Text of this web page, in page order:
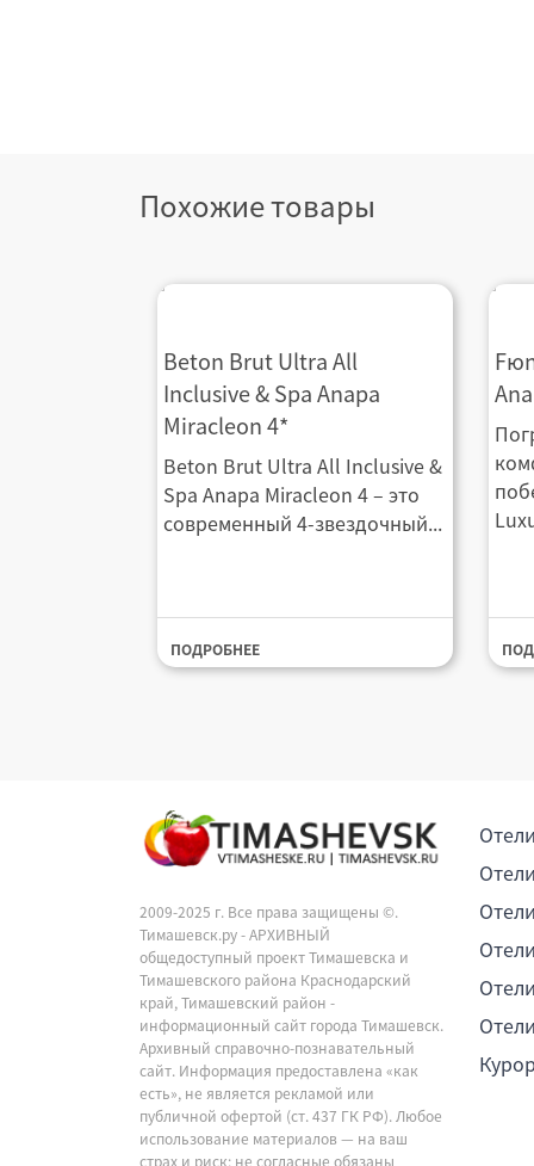
Похожие товары
Beton Brut Ultra All Inclusive &
Spa Anapa Miracleon 4*
Beton Brut Ultra All
Inclusive & Spa Anapa
Miracleon 4*
Beton Brut Ultra All Inclusive &
Spa Anapa Miracleon 4 – это
современный 4-звездочный...
ПОДРОБНЕЕ
2009-2025 г. Все права защищены ©.
Тимашевск.ру - АРХИВНЫЙ
общедоступный проект Тимашевска и
Тимашевского района Краснодарский
край, Тимашевский район -
информационный сайт города Тимашевск.
Архивный справочно-познавательный
сайт. Информация предоставлена «как
есть», не является рекламой или
публичной офертой (ст. 437 ГК РФ). Любое
использование материалов — на ваш
страх и риск; не согласные обязаны